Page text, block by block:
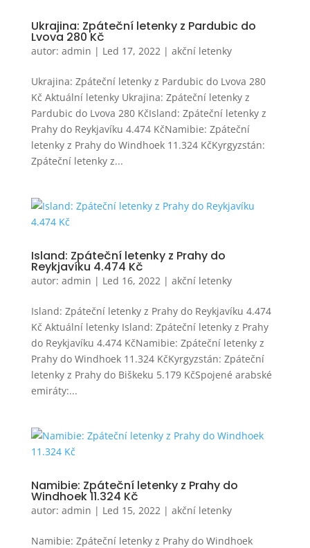
Ukrajina: Zpáteční letenky z Pardubic do
Lvova 280 Kč
autor: admin | Led 17, 2022| akční letenky
Ukrajina: Zpáteční letenky z Pardubic do Lvova 280
Kč Aktuální letenky Ukrajina: Zpáteční letenky z
Pardubic do Lvova 280 KčIsland: Zpáteční letenky z
Prahy do Reykjavíku 4.474 KčNamibie: Zpáteční
letenky z Prahy do Windhoek 11.324 KčKyrgyzstán:
Zpáteční letenky z...
Island: Zpáteční letenky z Prahy do
Reykjavíku 4.474 Kč
autor: admin | Led 16, 2022| akční letenky
Island: Zpáteční letenky z Prahy do Reykjavíku 4.474
Kč Aktuální letenky Island: Zpáteční letenky z Prahy
do Reykjavíku 4.474 KčNamibie: Zpáteční letenky z
Prahy do Windhoek 11.324 KčKyrgyzstán: Zpáteční
letenky z Prahy do Biškeku 5.179 KčSpojené arabské
emiráty:...
Namibie: Zpáteční letenky z Prahy do
Windhoek 11.324 Kč
autor: admin | Led 15, 2022| akční letenky
Namibie: Zpáteční letenky z Prahy do Windhoek